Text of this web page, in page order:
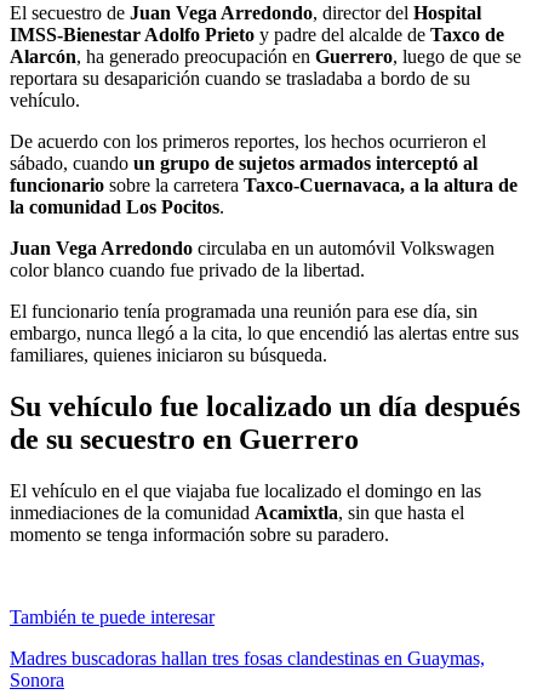
El secuestro de Juan Vega Arredondo, director del Hospital
IMSS-Bienestar Adolfo Prieto y padre del alcalde de Taxco de
Alarcón, ha generado preocupación en Guerrero, luego de que se
reportara su desaparición cuando se trasladaba a bordo de su
vehículo.
De acuerdo con los primeros reportes, los hechos ocurrieron el
sábado, cuando un grupo de sujetos armados interceptó al
funcionario sobre la carretera Taxco-Cuernavaca, a la altura de
la comunidad Los Pocitos.
Juan Vega Arredondo circulaba en un automóvil Volkswagen
color blanco cuando fue privado de la libertad.
El funcionario tenía programada una reunión para ese día, sin
embargo, nunca llegó a la cita, lo que encendió las alertas entre sus
familiares, quienes iniciaron su búsqueda.
Su vehículo fue localizado un día después
de su secuestro en Guerrero
El vehículo en el que viajaba fue localizado el domingo en las
inmediaciones de la comunidad Acamixtla, sin que hasta el
momento se tenga información sobre su paradero.
También te puede interesar
Madres buscadoras hallan tres fosas clandestinas en Guaymas,
Sonora